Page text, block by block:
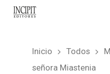
Inicio Todos
señora Miastenia